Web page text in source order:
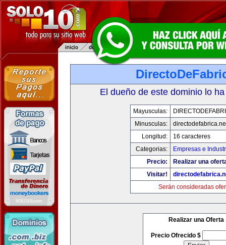
El dueño de este dominio lo
Mayusculas:
Minusculas:
Longitud:
16 caracteres
Categorias:
Empresas e
Precio:
Realizar una
Visitar!
Serán consideradas
Realizar una Oferta
Precio Ofrecido $